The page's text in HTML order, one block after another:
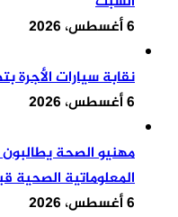
6 أغسطس، 2026
نقابة سيارات الأجرة
6 أغسطس، 2026
مهنيو الصحة
المعلوماتية الصحية
6 أغسطس، 2026